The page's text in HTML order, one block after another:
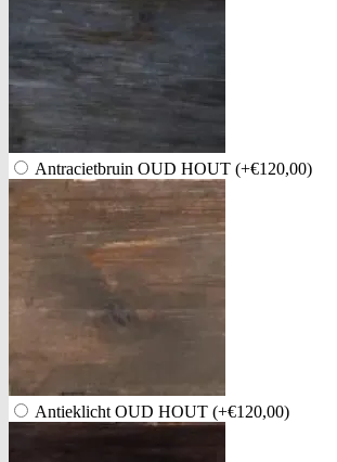
Antracietbruin OUD HOUT (+€120,00)
Antieklicht OUD HOUT (+€120,00)